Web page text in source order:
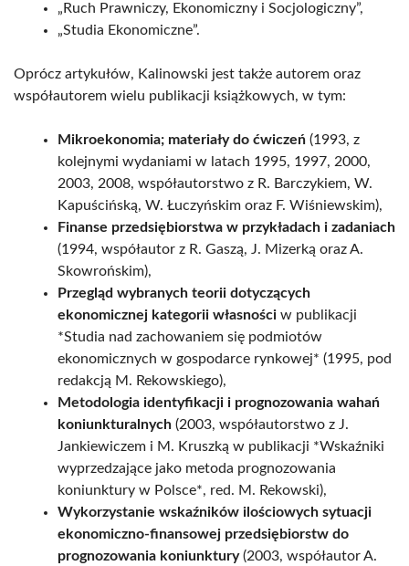
„Ruch Prawniczy, Ekonomiczny i Socjologiczny”,
„Studia Ekonomiczne”.
Oprócz artykułów, Kalinowski jest także autorem oraz
współautorem wielu publikacji książkowych, w tym:
Mikroekonomia; materiały do ćwiczeń (1993, z
kolejnymi wydaniami w latach 1995, 1997, 2000,
2003, 2008, współautorstwo z R. Barczykiem, W.
Kapuścińską, W. Łuczyńskim oraz F. Wiśniewskim),
Finanse przedsiębiorstwa w przykładach i zadaniach
(1994, współautor z R. Gaszą, J. Mizerką oraz A.
Skowrońskim),
Przegląd wybranych teorii dotyczących
ekonomicznej kategorii własności w publikacji
*Studia nad zachowaniem się podmiotów
ekonomicznych w gospodarce rynkowej* (1995, pod
redakcją M. Rekowskiego),
Metodologia identyfikacji i prognozowania wahań
koniunkturalnych (2003, współautorstwo z J.
Jankiewiczem i M. Kruszką w publikacji *Wskaźniki
wyprzedzające jako metoda prognozowania
koniunktury w Polsce*, red. M. Rekowski),
Wykorzystanie wskaźników ilościowych sytuacji
ekonomiczno-finansowej przedsiębiorstw do
prognozowania koniunktury(2003, współautor A.